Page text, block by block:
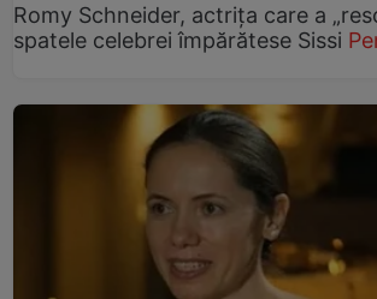
Romy Schneider, actrița care a
spatele celebrei împărătese Sissi